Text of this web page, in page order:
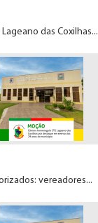
das Coxilhas...
vereadores...